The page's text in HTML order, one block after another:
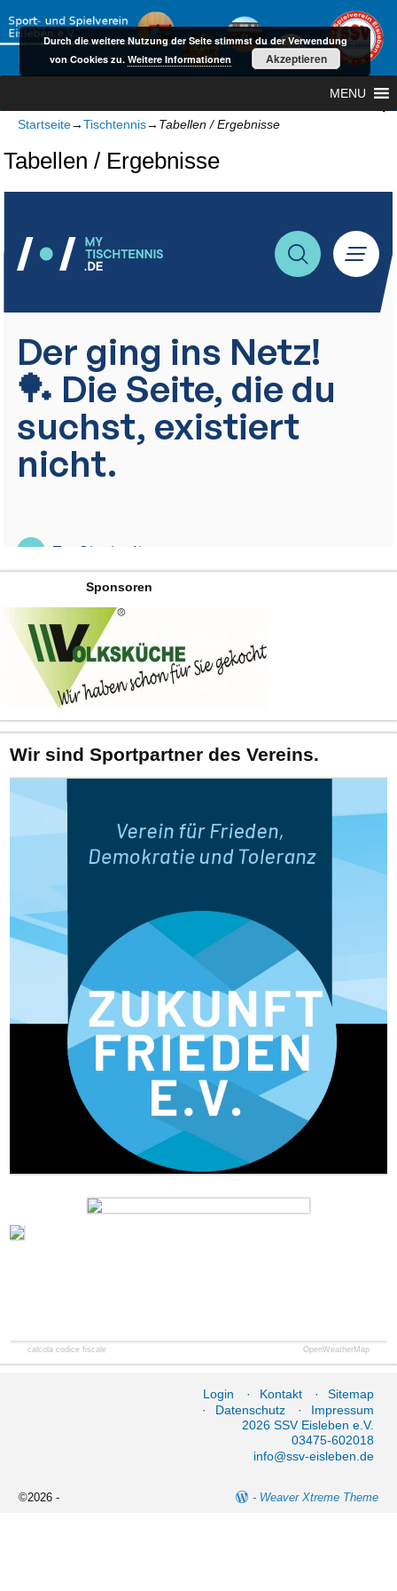
MENU
Startseite→Tischtennis→ Tabellen / Ergebnisse
Tabellen / Ergebnisse
Sponsoren
Wir sind Sportpartner des Vereins.
calcola codice fiscale OpenWeatherMap
Login Kontakt
Sitemap
Datenschutz
Impressum
2026 SSV Eisleben e.V.
03475-602018
info@ssv-eisleben.de
©2026 - - Weaver Xtreme Theme
Durch die weitere Nutzung der Seite stimmst du der Verwendung
von Cookies zu.Weitere Informationen Akzeptieren